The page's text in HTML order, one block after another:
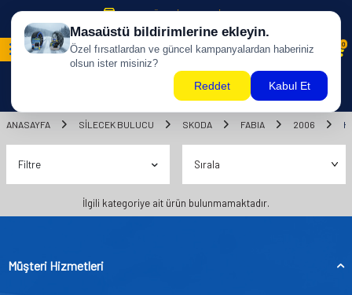
500 TL ÜZERİ KARGO BİZDEN !
0
ANASAYFA SILECEK BULUCU SKODA FABIA 2006
Filtre
İlgili kategoriye ait ürün bulunmamaktadır.
Müşteri Hizmetleri